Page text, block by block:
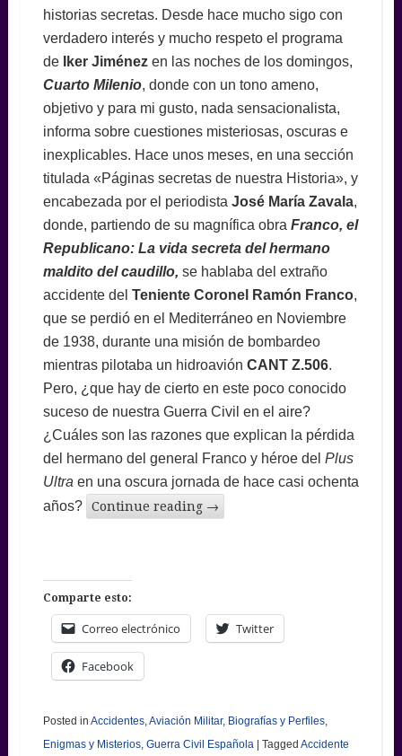
historias secretas. Desde hace mucho sigo con
verdadero interés y mucho respeto el programa
de
Iker Jiménezen las noches de los domingos,
Cuarto Milenio, donde con un tono ameno,
objetivo y para mi gusto, nada sensacionalista,
informa sobre cuestiones misteriosas, oscuras e
inexplicables. Hace unos meses, en una sección
titulada «Páginas secretas de nuestra Historia», y
encabezada por el periodista José María Zavala,
donde, partiendo de su magnífica obra Franco, el
Republicano: La vida secreta del hermano
maldito del caudillo, se hablaba del extraño
accidente del Teniente Coronel Ramón Franco,
que se perdió en el Mediterráneo en Noviembre
de 1938, durante una misión de bombardeo
mientras pilotaba un hidroavión CANT Z.506.
Pero, ¿que hay de cierto en este poco conocido
suceso de nuestra Guerra Civil en el aire?
¿Cuáles son las razones que explican la pérdida
del hermano del general Franco y héroe del Plus
Ultra en una oscura jornada de hace casi ochenta
años?
Continue reading →
Comparte esto:
Correo electrónico Twitter
Facebook
Posted in Accidentes, Aviación Militar, Biografías y Perfiles,
Enigmas y Misterios, Guerra Civil Española | Tagged Accidente